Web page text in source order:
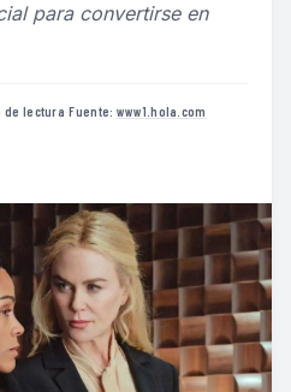
para convertirse en
de lectura·Fuente: www1.hola.com